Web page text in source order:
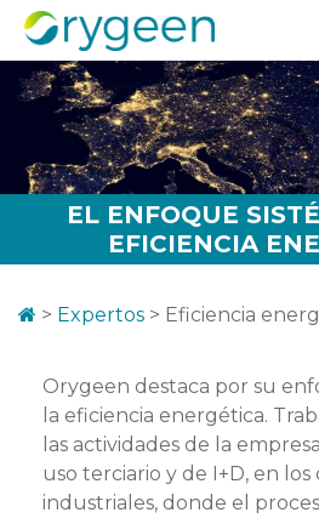
EL ENFOQUE
EFICIENCIA
> Expertos > Eficiencia
Orygeen destaca por su
la eficiencia energética.
las actividades de la
uso terciario y de I+D, en
industriales, donde el